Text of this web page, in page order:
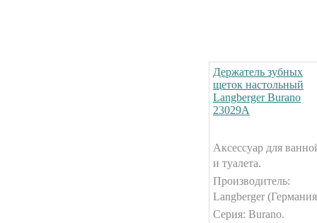
Держатель зубных
щеток настольный
Langberger Burano
23029А
Аксессуар для
и туалета.
Производитель:
Langberger
Серия: Burano.